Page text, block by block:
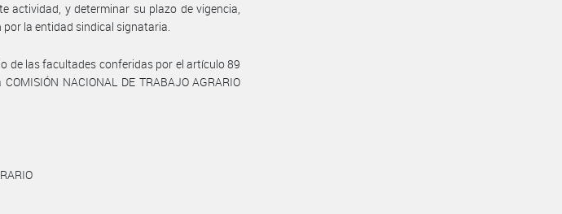
actividad, y determinar su plazo de vigencia,
la entidad sindical signataria.
de las facultades conferidas por el artículo 89
NACIONAL DE TRABAJO AGRARIO